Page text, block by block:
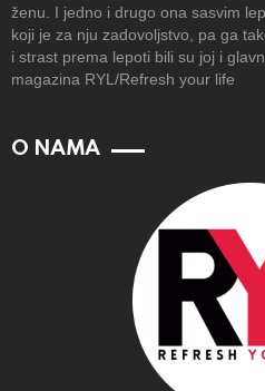
ženu. I jedno i drugo ona sasvim
koji je za nju zadovoljstvo, pa ga
i strast prema lepoti bili su joj i
magazina RYL/Refresh your life
O NAMA